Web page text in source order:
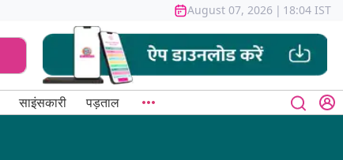
August 07, 2026 | 18:04 IST
साइंसकारी पड़ताल